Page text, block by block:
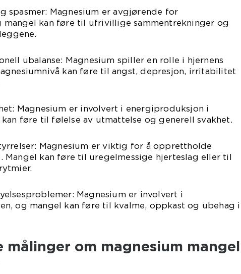
spasmer: Magnesium er avgjørende for
mangel kan føre til ufrivillige sammentrekninger og
ubalanse: Magnesium spiller en rolle i hjernens
kan føre til angst, depresjon, irritabilitet
Magnesium er involvert i energiproduksjon i
føre til følelse av utmattelse og generell svakhet.
Magnesium er viktig for å opprettholde
Mangel kan føre til uregelmessige hjerteslag eller til
Magnesium er involvert i
og mangel kan føre til kvalme, oppkast og ubehag i
målinger om magnesium mangel